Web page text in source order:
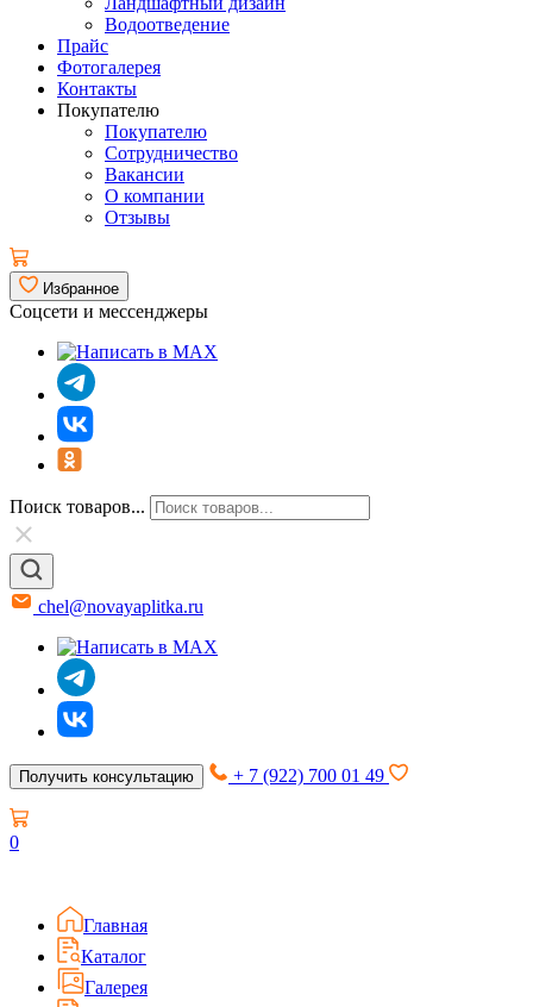
Водоотведение
Прайс
Фотогалерея
Контакты
Покупателю
Покупателю
Сотрудничество
Вакансии
О компании
Отзывы
Избранное
Соцсети и мессенджеры
Поиск товаров...
chel@novayaplitka.ru
Получить консультацию + 7 (922) 700 01 49
0
Главная
Каталог
Галерея